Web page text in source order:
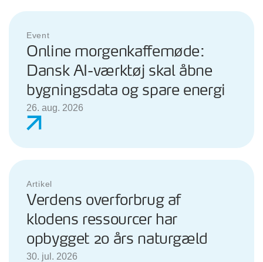
Event
Online morgenkaffemøde:
Dansk AI-værktøj skal åbne
bygningsdata og spare energi
26. aug. 2026
Artikel
Verdens overforbrug af
klodens ressourcer har
opbygget 20 års naturgæld
30. jul. 2026